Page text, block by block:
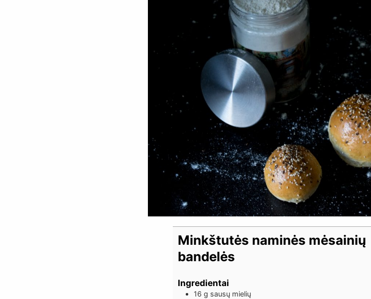
Minkštutės naminės mėsainių
bandelės
Ingredientai
16 g sausų mielių